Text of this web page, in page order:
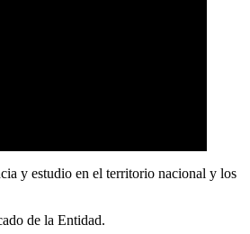
y estudio en el territorio nacional y los
de la Entidad.